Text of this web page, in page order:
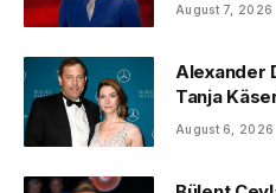
August 7, 2026
Alexander
Tanja
August 6, 2026